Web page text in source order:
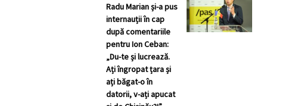
Radu Marian și-a pus
internauții în cap
după comentariile
pentru Ion Ceban:
„Du-te și lucrează.
Ați îngropat țara și
ați băgat-o în
datorii, v-ați apucat